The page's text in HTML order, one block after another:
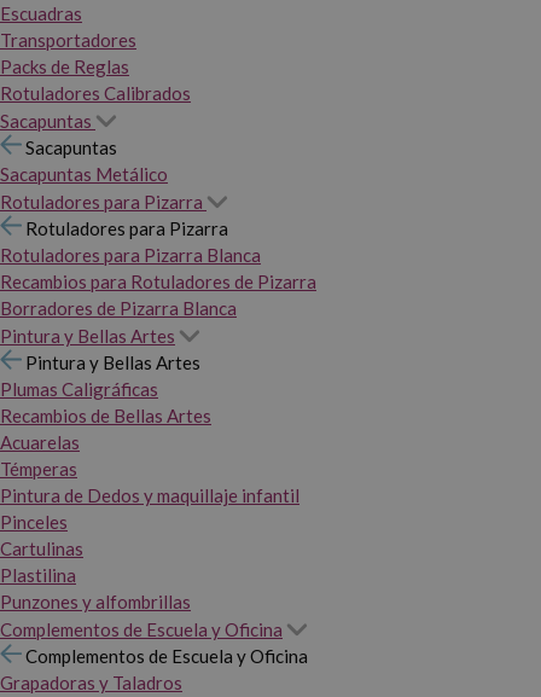
Escuadras
Transportadores
Packs de Reglas
Rotuladores Calibrados
Sacapuntas
Sacapuntas
Sacapuntas Metálico
Rotuladores para Pizarra
Rotuladores para Pizarra
Rotuladores para Pizarra Blanca
Recambios para Rotuladores de Pizarra
Borradores de Pizarra Blanca
Pintura y Bellas Artes
Pintura y Bellas Artes
Plumas Caligráficas
Recambios de Bellas Artes
Acuarelas
Témperas
Pintura de Dedos y maquillaje infantil
Pinceles
Cartulinas
Plastilina
Punzones y alfombrillas
Complementos de Escuela y Oficina
Complementos de Escuela y Oficina
Grapadoras y Taladros